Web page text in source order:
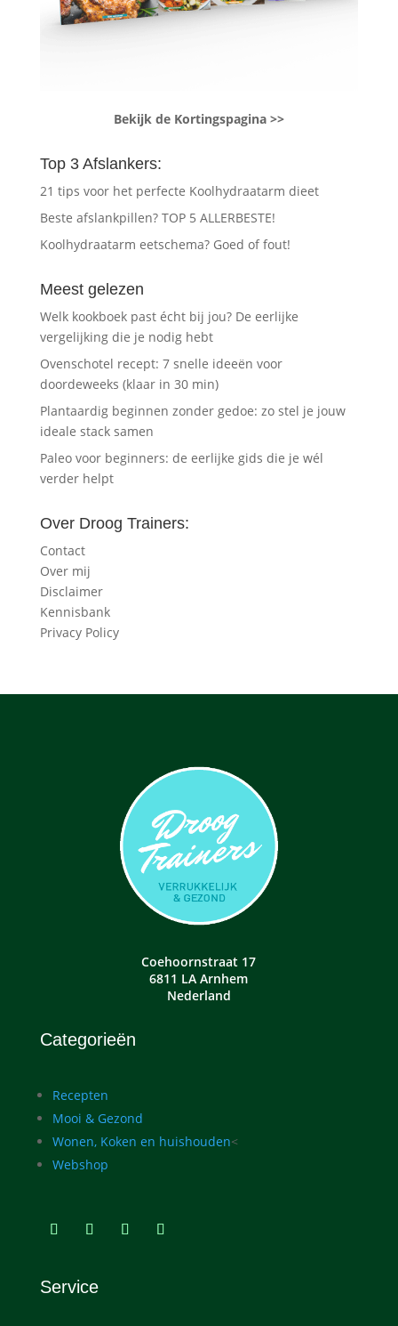
Bekijk de Kortingspagina >>
Top 3 Afslankers:
21 tips voor het perfecte Koolhydraatarm dieet
Beste afslankpillen? TOP 5 ALLERBESTE!
Koolhydraatarm eetschema? Goed of fout!
Meest gelezen
Welk kookboek past écht bij jou? De eerlijke
vergelijking die je nodig hebt
Ovenschotel recept: 7 snelle ideeën voor
doordeweeks (klaar in 30 min)
Plantaardig beginnen zonder gedoe: zo stel je jouw
ideale stack samen
Paleo voor beginners: de eerlijke gids die je wél
verder helpt
Over Droog Trainers:
Contact
Over mij
Disclaimer
Kennisbank
Privacy Policy
Coehoornstraat 17
6811 LA Arnhem
Nederland
Categorieën
Recepten
Mooi & Gezond
Wonen, Koken en huishouden<
Webshop
Service